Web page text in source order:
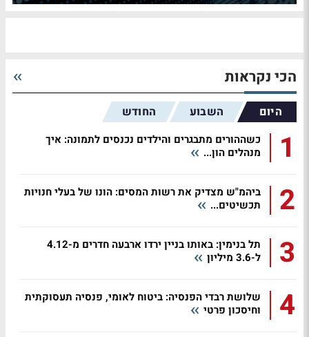
הכי נקראות
היום השבוע החודש
1
כשההורים מתבגרים והילדים נכנסים לתמונה: איך
מנהלים הון...
2
ביהמ"ש מצדיק את רשות המסים: הונו של בעלי חנויות
תכשיטים...
3
תל בנימין: באותו בניין ירדו ארבעה חדרים מ-4.12
ל-3.6 מיליון
4
שלושת רבדי הפנסיה: ביטוח לאומי, פנסיה תעסוקתית
וחיסכון פרטי